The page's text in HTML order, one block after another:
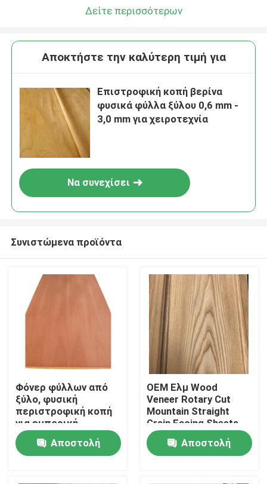
Σπίτι
Προϊόντα
Περίπου εμείς
Δείτε περισσότερων
Αποκτήστε την καλύτερη τιμή για
Επιστροφική κοπή βερίνα
φυσικά φύλλα ξύλου 0,6 mm -
3,0 mm για χειροτεχνία
Να συνεχίσει
Συνιστώμενα προϊόντα
Φόνερ φύλλων από
ξύλο, φυσική
περιστροφική κοπή
για εμπορική
αντιφράγματα
Αποστολή
OEM Ελμ Wood
Veneer Rotary Cut
Mountain Straight
Grain Facing Sheets
(Ελμ ξύλο ελαστικό)
Αποστολή